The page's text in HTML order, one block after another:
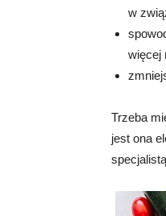
w
więcej
Trzeba
jest ona